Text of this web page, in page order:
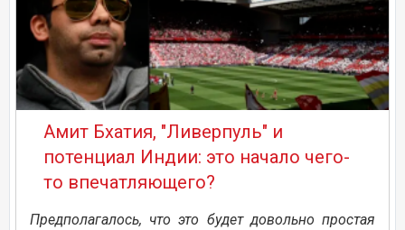
Амит Бхатия, "Ливерпуль" и
потенциал Индии: это начало чего-
то впечатляющего?
Предполагалось, что это будет довольно простая